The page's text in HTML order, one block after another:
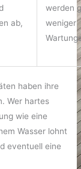
ab,
werden
weniger
haben ihre
Wer hartes
wie eine
Wasser lohnt
eventuell eine